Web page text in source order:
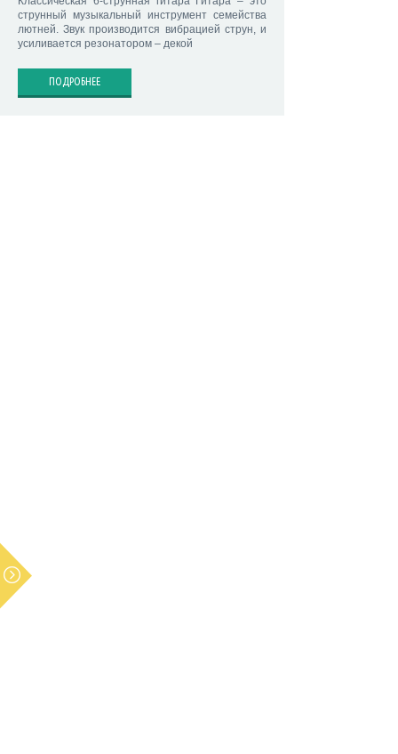
струнный музыкальный инструмент семейства
лютней. Звук производится вибрацией струн, и
усиливается резонатором – декой
ПОДРОБНЕЕ